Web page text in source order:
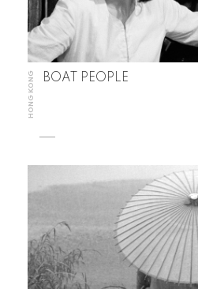
HONG KONG BOAT PEOPLE